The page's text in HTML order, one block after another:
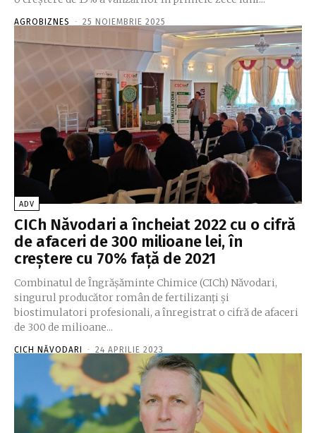
AGROBIZNES - 25 NOIEMBRIE 2025
ADV
CICh Năvodari a încheiat 2022 cu o cifră
de afaceri de 300 milioane lei, în
creștere cu 70% față de 2021
Combinatul de Îngrășăminte Chimice (CICh) Năvodari,
singurul producător român de fertilizanţi şi
biostimulatori profesionali, a înregistrat o cifră de afaceri
de 300 de milioane...
CICH NĂVODARI - 24 APRILIE 2023